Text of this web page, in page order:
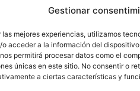
Gestionar
las mejores experiencias, utilizamos
o acceder a la información del
permitirá procesar datos como el
únicas en este sitio. No consentir o
a ciertas características y